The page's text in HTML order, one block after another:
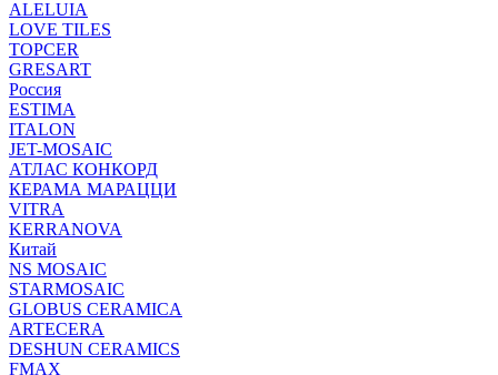
ALELUIA
LOVE TILES
TOPCER
GRESART
Россия
ESTIMA
ITALON
JET-MOSAIC
АТЛАС КОНКОРД
КЕРАМА МАРАЦЦИ
VITRA
KERRANOVA
Китай
NS MOSAIC
STARMOSAIC
GLOBUS CERAMICA
ARTECERA
DESHUN CERAMICS
FMAX